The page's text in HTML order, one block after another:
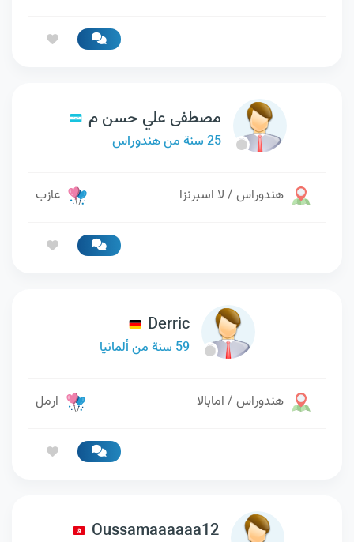
مصطفى علي حسن م
25 سنة من هندوراس
هندوراس / لا اسبرنزا عازب
Derric
59 سنة من ألمانيا
هندوراس / امابالا ارمل
Oussamaaaaaa12